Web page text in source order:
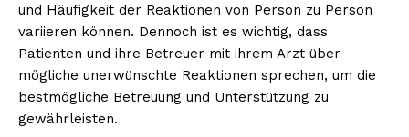
und Häufigkeit der Reaktionen von Person zu Person
variieren können. Dennoch ist es wichtig, dass
Patienten und ihre Betreuer mit ihrem Arzt über
mögliche unerwünschte Reaktionen sprechen, um die
bestmögliche Betreuung und Unterstützung zu
gewährleisten.